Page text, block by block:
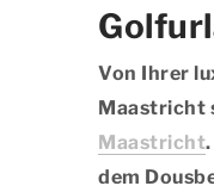
Von Ihrer
Maastricht
Maastricht
dem